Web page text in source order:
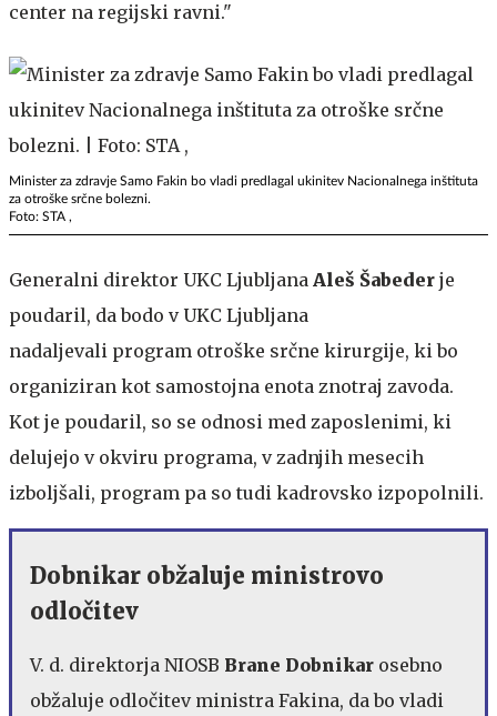
center na regijski ravni."
Minister za zdravje Samo Fakin bo vladi predlagal ukinitev Nacionalnega inštituta
za otroške srčne bolezni.
Foto: STA ,
Generalni direktor UKC Ljubljana Aleš Šabeder je
poudaril, da bodo v UKC Ljubljana
nadaljevali program otroške srčne kirurgije, ki bo
organiziran kot samostojna enota znotraj zavoda.
Kot je poudaril, so se odnosi med zaposlenimi, ki
delujejo v okviru programa, v zadnjih mesecih
izboljšali, program pa so tudi kadrovsko izpopolnili.
Dobnikar obžaluje ministrovo
odločitev
V. d. direktorja NIOSB Brane Dobnikar osebno
obžaluje odločitev ministra Fakina, da bo vladi